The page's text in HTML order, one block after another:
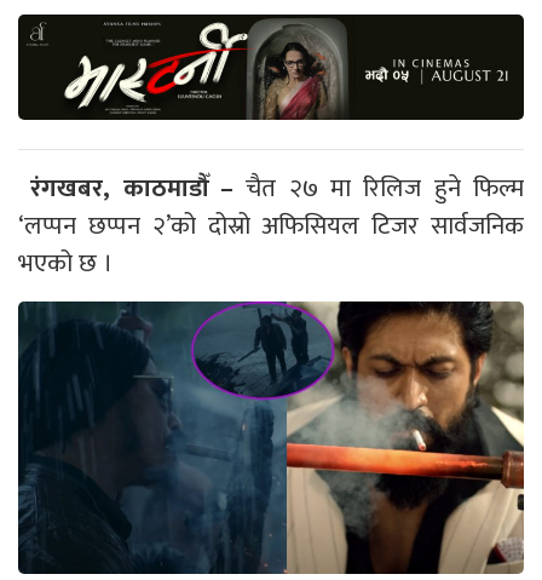
रंगखबर, काठमाडौँ – चैत २७ मा रिलिज हुने फिल्म
‘लप्पन छप्पन २’को दोस्रो अफिसियल टिजर सार्वजनिक
भएको छ ।